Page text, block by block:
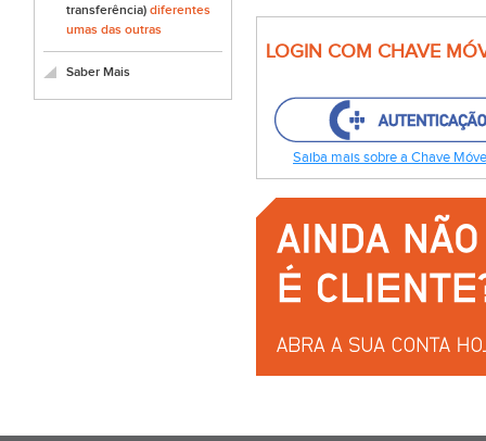
transferência) diferentes
umas das outras
Saber Mais
LOGIN COM CHAVE
Saiba mais sobre a Chave